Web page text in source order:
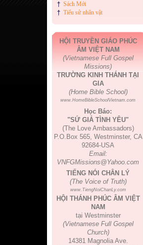
† Sách Mới
† Tiểu sử nhân vật
HỘI TRUYỀN GIÁO PHÚC
ÂM VIỆT NAM
(Vietnamese Full Gospel
Missions)
TRƯỜNG KINH THÁNH TẠI
GIA
(Home Bible School)
www.HomeBibleSchoolVietnam.com
Học Báo:
"SỨ GIẢ TÌNH YÊU"
(The Love Ambassadors)
P.O.Box 565, Westminster, CA
92684-USA
Email:
VNFGMissions@Yahoo.com
TIẾNG NÓI CHÂN LÝ
(The Voice of Truth)
www.TiengNoiChanLy.com
HỘI THÁNH PHÚC ÂM VIỆT
NAM
tại Westminster
(Vietnamese Full Gospel
Church)
14381 Magnolia Ave.